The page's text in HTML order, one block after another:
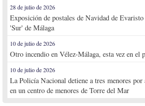
28 de julio de 2026
Exposición de postales de Navidad de
'Sur' de Málaga
10 de julio de 2026
Otro incendio en Vélez-Málaga, esta vez en el
10 de julio de 2026
La Policía Nacional detiene a tres menores
en un centro de menores de Torre del Mar